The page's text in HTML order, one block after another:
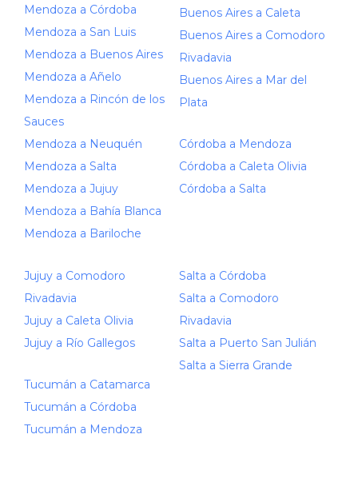
Mendoza a Córdoba
Mendoza a San Luis
Mendoza a Buenos Aires
Mendoza a Añelo
Mendoza a Rincón de los
Sauces
Mendoza a Neuquén
Mendoza a Salta
Mendoza a Jujuy
Mendoza a Bahía Blanca
Mendoza a Bariloche
Buenos Aires a Caleta
Buenos Aires a Comodoro
Rivadavia
Buenos Aires a Mar del
Plata
Córdoba a Mendoza
Córdoba a Caleta Olivia
Córdoba a Salta
Jujuy a Comodoro
Rivadavia
Jujuy a Caleta Olivia
Jujuy a Río Gallegos
Tucumán a Catamarca
Tucumán a Córdoba
Tucumán a Mendoza
Salta a Córdoba
Salta a Comodoro
Rivadavia
Salta a Puerto San Julián
Salta a Sierra Grande